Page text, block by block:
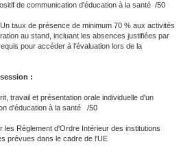
de communication d'éducation à la santé /50
Un taux de présence de minimum 70 % aux activités
au stand, incluant les absences justifiées par
pour accéder à l'évaluation lors de la
:
travail et présentation orale individuelle d'un
d'éducation à la santé /50
les Règlement d'Ordre Intérieur des institutions
prévues dans le cadre de l'UE